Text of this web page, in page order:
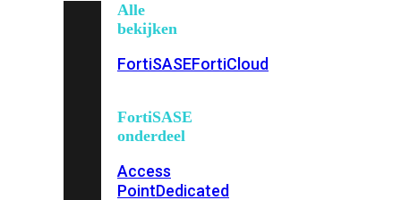
Alle
bekijken
FortiSASEFortiCloud
FortiSASE
onderdeel
Access
PointDedicated